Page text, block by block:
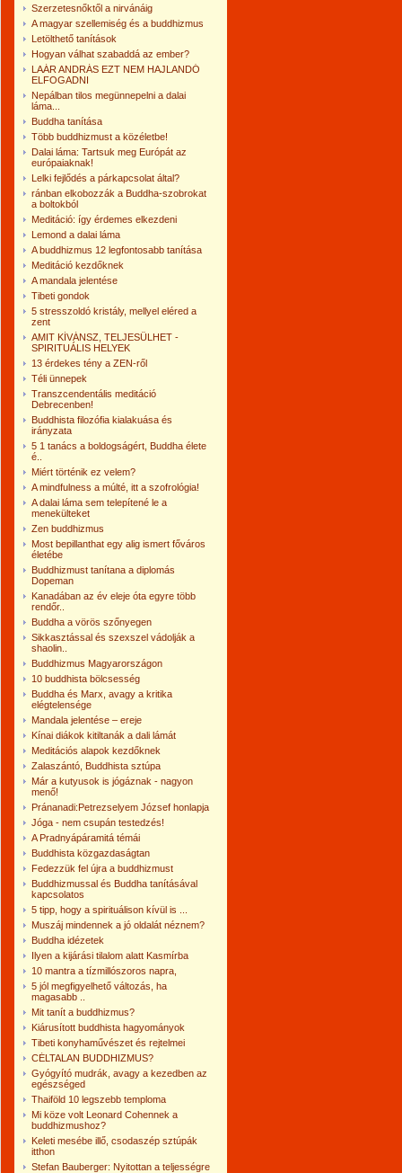
Szerzetesnőktől a nirvánáig
A magyar szellemiség és a buddhizmus
Letölthető tanítások
Hogyan válhat szabaddá az ember?
LAÁR ANDRÁS EZT NEM HAJLANDÓ
ELFOGADNI
Nepálban tilos megünnepelni a dalai
láma...
Buddha tanítása
Több buddhizmust a közéletbe!
Dalai láma: Tartsuk meg Európát az
európaiaknak!
Lelki fejlődés a párkapcsolat által?
ránban elkobozzák a Buddha-szobrokat
a boltokból
Meditáció: így érdemes elkezdeni
Lemond a dalai láma
A buddhizmus 12 legfontosabb tanítása
Meditáció kezdőknek
A mandala jelentése
Tibeti gondok
5 stresszoldó kristály, mellyel eléred a
zent
AMIT KÍVÁNSZ, TELJESÜLHET -
SPIRITUÁLIS HELYEK
13 érdekes tény a ZEN-ről
Téli ünnepek
Transzcendentális meditáció
Debrecenben!
Buddhista filozófia kialakuása és
irányzata
5 1 tanács a boldogságért, Buddha élete
é..
Miért történik ez velem?
A mindfulness a múlté, itt a szofrológia!
A dalai láma sem telepítené le a
menekülteket
Zen buddhizmus
Most bepillanthat egy alig ismert főváros
életébe
Buddhizmust tanítana a diplomás
Dopeman
Kanadában az év eleje óta egyre több
rendőr..
Buddha a vörös szőnyegen
Sikkasztással és szexszel vádolják a
shaolin..
Buddhizmus Magyarországon
10 buddhista bölcsesség
Buddha és Marx, avagy a kritika
elégtelensége
Mandala jelentése – ereje
Kínai diákok kitiltanák a dali lámát
Meditációs alapok kezdőknek
Zalaszántó, Buddhista sztúpa
Már a kutyusok is jógáznak - nagyon
menő!
Pránanadi:Petrezselyem József honlapja
Jóga - nem csupán testedzés!
A Pradnyápáramitá témái
Buddhista közgazdaságtan
Fedezzük fel újra a buddhizmust
Buddhizmussal és Buddha tanításával
kapcsolatos
5 tipp, hogy a spirituálison kívül is ...
Muszáj mindennek a jó oldalát néznem?
Buddha idézetek
Ilyen a kijárási tilalom alatt Kasmírba
10 mantra a tízmillószoros napra,
5 jól megfigyelhető változás, ha
magasabb ..
Mit tanít a buddhizmus?
Kiárusított buddhista hagyományok
Tibeti konyhaművészet és rejtelmei
CÉLTALAN BUDDHIZMUS?
Gyógyító mudrák, avagy a kezedben az
egészséged
Thaiföld 10 legszebb temploma
Mi köze volt Leonard Cohennek a
buddhizmushoz?
Keleti mesébe illő, csodaszép sztúpák
itthon
Stefan Bauberger: Nyitottan a teljességre